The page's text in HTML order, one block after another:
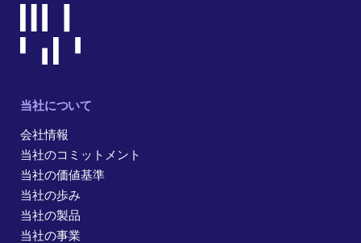
当社について
会社情報
当社のコミットメント
当社の価値基準
当社の歩み
当社の製品
当社の事業